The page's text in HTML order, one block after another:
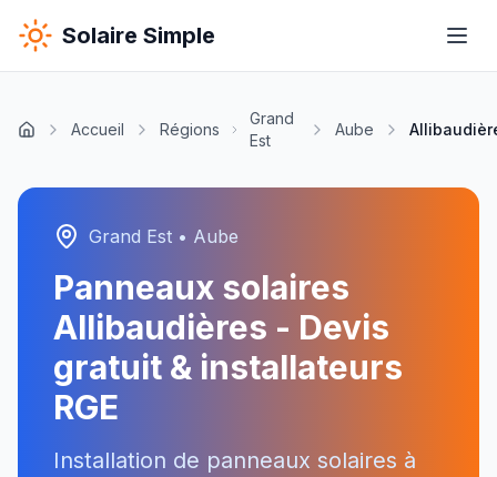
Solaire Simple
Accueil Régions
Grand
Est
Aube
Grand Est • Aube
Panneaux solaires
Allibaudières - Devis
gratuit & installateurs
RGE
Installation de panneaux solaires à